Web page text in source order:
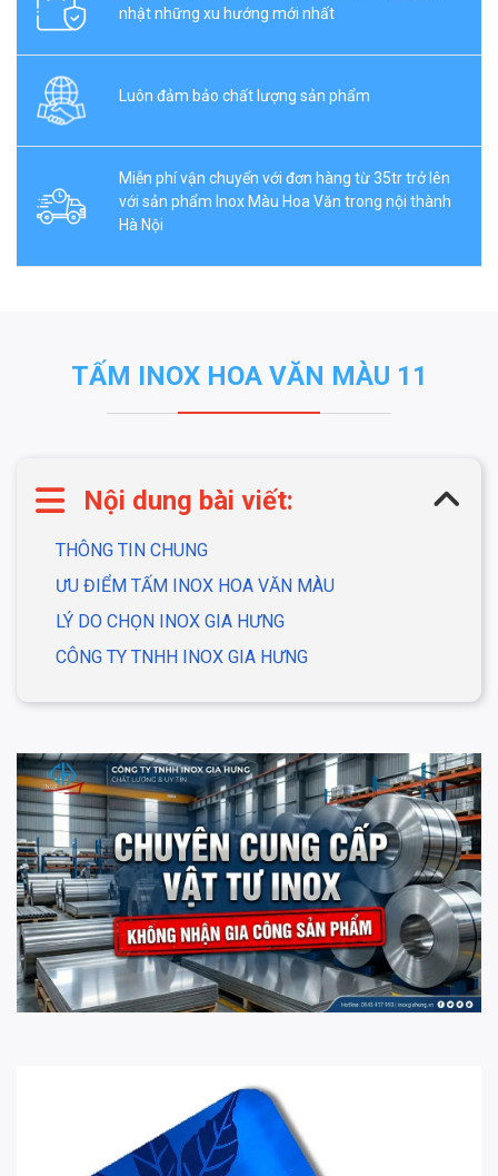
nhật những xu hướng mới nhất
Luôn đảm bảo chất lượng sản phẩm
Miễn phí vận chuyển với đơn hàng từ 35tr trở lên
với sản phẩm Inox Màu Hoa Văn trong nội thành
Hà Nội
TẤM INOX HOA VĂN MÀU 11
Nội dung bài viết:
THÔNG TIN CHUNG
ƯU ĐIỂM TẤM INOX HOA VĂN MÀU
LÝ DO CHỌN INOX GIA HƯNG
CÔNG TY TNHH INOX GIA HƯNG